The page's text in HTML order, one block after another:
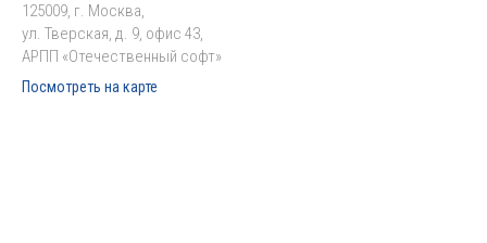
125009, г. Москва,
ул. Тверская, д. 9, офис 43,
АРПП «Отечественный софт»
Посмотреть на карте